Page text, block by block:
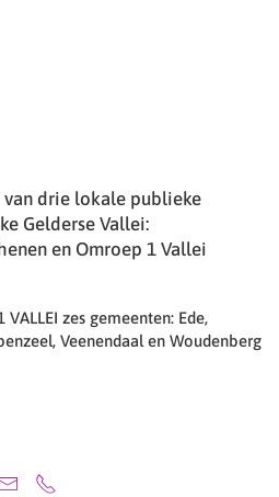
van drie lokale publieke
Gelderse Vallei:
en Omroep 1 Vallei
zes gemeenten: Ede,
Veenendaal en Woudenberg